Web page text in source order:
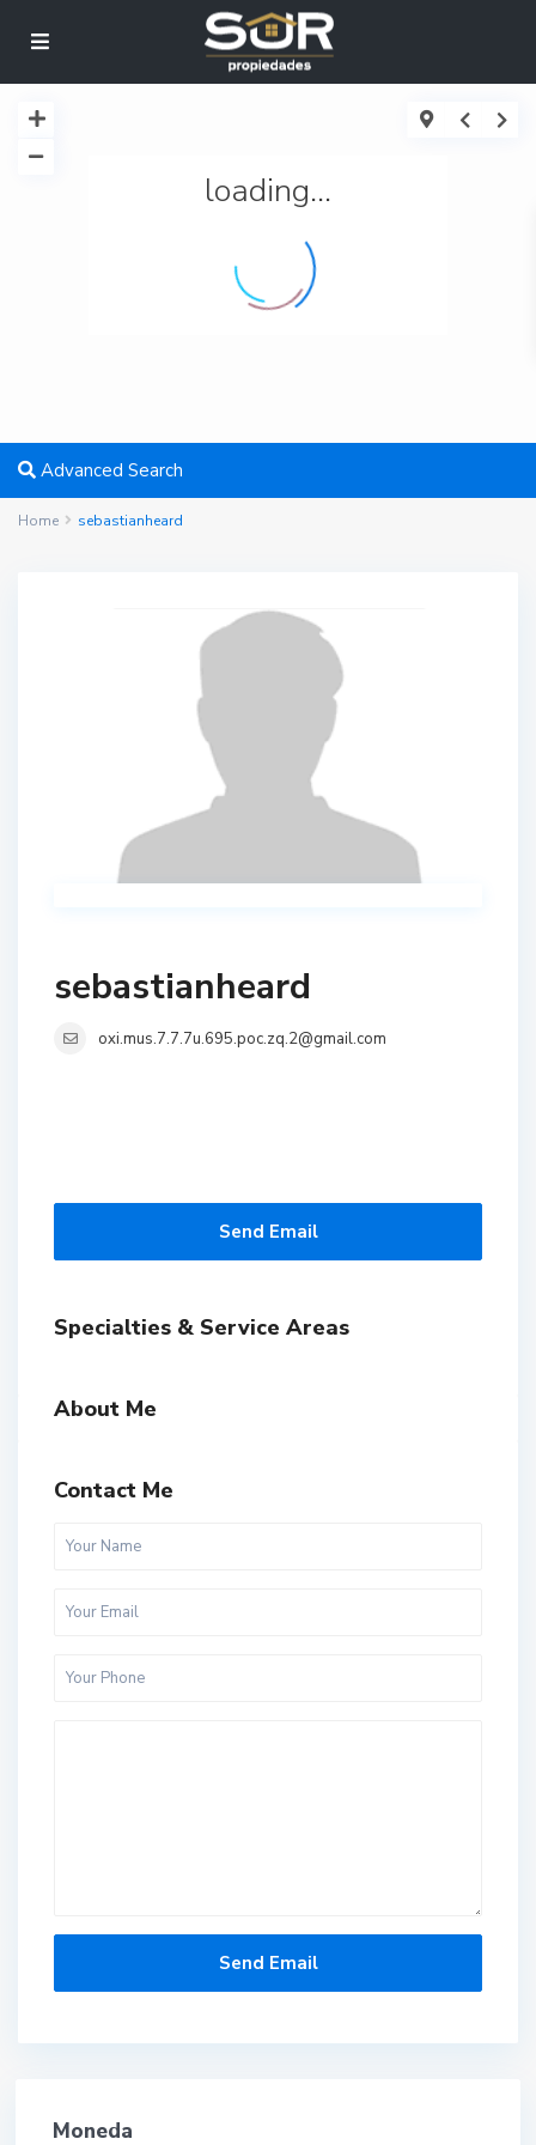
loading...
Advanced Search
Home sebastianheard
sebastianheard
oxi.mus.7.7.7u.695.poc.zq.2@gmail.com
Send Email
Specialties & Service Areas
About Me
Contact Me
Moneda